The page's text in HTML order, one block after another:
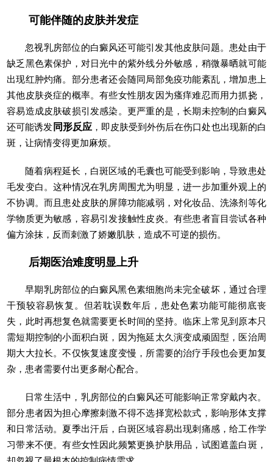
可能伴随的皮肤并发症
忽视乳房部位的白癜风还可能引发其他皮肤问题。患处由于
缺乏黑色素保护，对日光中的紫外线分外敏感，稍微暴晒就可能
出现红肿灼痛。部分患者还会随同局部免疫功能紊乱，增加患上
其他皮肤炎症的概率。有些女性朋友因为瘙痒难忍而用力抓挠，
容易造成皮肤破损引发感染。更严重的是，长期未控制的白癜风
还可能诱发 同形反应，即皮肤受到外伤后在伤口处也出现新的白
斑，让病情变得更加麻烦。
随着病程延长，白斑区域的毛囊也可能受到影响，导致患处
毛发变白。这种情况在乳房周围尤为明显，进一步加重外观上的
不协调。而且患处皮肤的屏障功能减弱，对化妆品、洗涤剂等化
学物质更为敏感，容易引发接触性皮炎。有些患者盲目尝试各种
偏方涂抹，反而刺激了娇嫩肌肤，造成不可逆的损伤。
后期医治难度明显上升
早期乳房部位的白癜风黑色素细胞尚未完全破坏，通过合理
干预较容易恢复。但若耽误数年后，患处色素功能可能彻底丧
失，此时再想复色就需要更长时间的坚持。临床上常见到原本只
需短期控制的小面积白斑，因为拖延太久演变成顽固型，医治周
期大大拉长。不仅恢复速度变慢，所需要的治疗手段也会更加复
杂，患者需要付出更多耐心配合。
日常生活中，乳房部位的白癜风还可能影响正常穿戴内衣。
部分患者因为担心摩擦刺激不得不选择宽松款式，影响形体支撑
和日常活动。夏季出汗后，白斑区域容易出现刺痛感，给工作学
习带来不便。有些女性因此频繁更换护肤用品，试图遮盖白斑，